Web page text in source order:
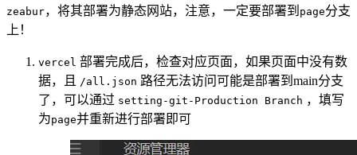
zeabur，将其部署为静态网站，注意，一定要部署到 page分支
上！
vercel 部署完成后，检查对应页面，如果页面中没有数
据，且 /all.json 路径无法访问可能是部署到main分支
了，可以通过 setting-git-Production Branch ，填写
为page并重新进行部署即可